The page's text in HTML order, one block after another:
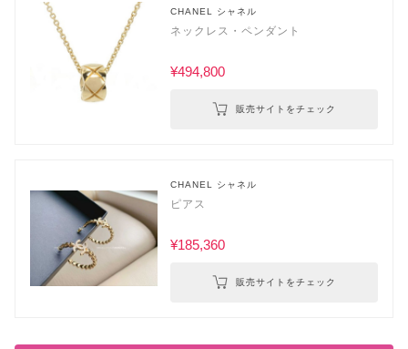
CHANEL シャネル
ネックレス・ペンダント
¥494,800
販売サイトをチェック
CHANEL シャネル
ピアス
¥185,360
販売サイトをチェック